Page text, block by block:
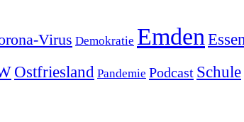
Virus Demokratie Emden
Ostfriesland Pandemie Podcast Schule